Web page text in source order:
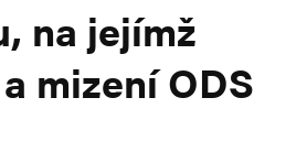
na jejímž
mizení ODS